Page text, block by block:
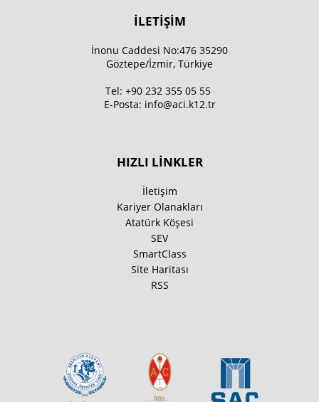
İLETİŞİM
İnonu Caddesi No:476 35290
Göztepe/İzmir, Türkiye
Tel: +90 232 355 05 55
E-Posta: info@aci.k12.tr
HIZLI LİNKLER
İletişim
Kariyer Olanakları
Atatürk Köşesi
SEV
SmartClass
Site Haritası
RSS